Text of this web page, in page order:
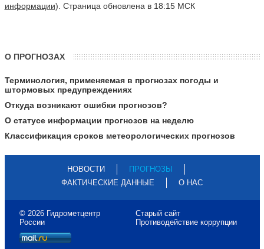
информации). Страница обновлена в 18:15 МСК
О ПРОГНОЗАХ
Терминология, применяемая в прогнозах погоды и
штормовых предупреждениях
Откуда возникают ошибки прогнозов?
О статусе информации прогнозов на неделю
Классификация сроков метеорологических прогнозов
НОВОСТИ
ПРОГНОЗЫ
ФАКТИЧЕСКИЕ ДАННЫЕ
О НАС
© 2026 Гидрометцентр
России
Старый сайт
Противодействие коррупции